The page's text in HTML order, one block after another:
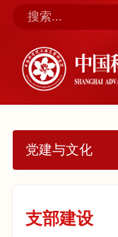
党建与文化
支部建设